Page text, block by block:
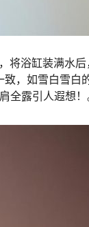
浴缸装满水
，如雪白雪白
全露引人遐想！